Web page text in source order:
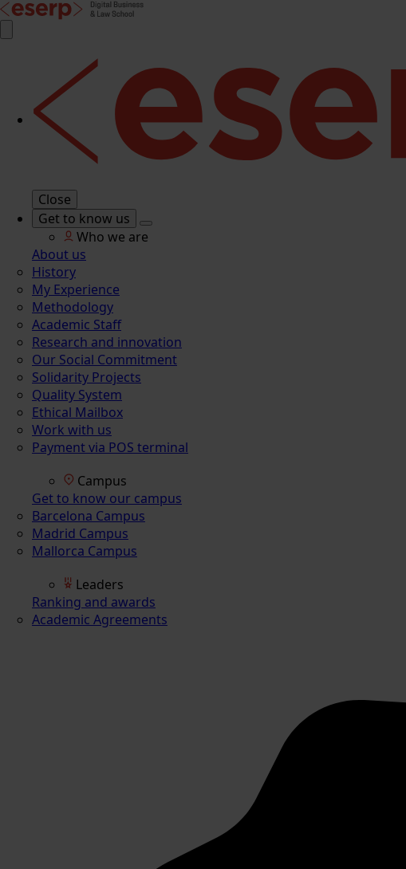
Close
Get to know us
Who we are
About us
History
My Experience
Methodology
Academic Staff
Research and innovation
Our Social Commitment
Solidarity Projects
Quality System
Ethical Mailbox
Work with us
Payment via POS terminal
Campus
Get to know our campus
Barcelona Campus
Madrid Campus
Mallorca Campus
Leaders
Ranking and awards
Academic Agreements